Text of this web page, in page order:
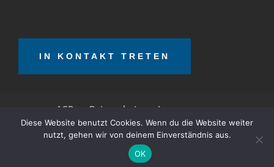
IN KONTAKT TRETEN
AGB Datenschutz Impressum
OTT Teerrecycling GmbH © 2026. Alle Rechte
vorbehalten.
Diese Website benutzt Cookies. Wenn du die Website weiter
nutzt, gehen wir von deinem Einverständnis aus.
OK